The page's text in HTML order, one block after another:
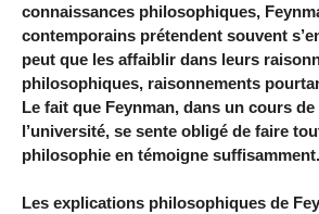
connaissances philosophiques,
contemporains prétendent souvent
peut que les affaiblir dans leurs
philosophiques, raisonnements
Le fait que Feynman, dans un cours
l’université, se sente obligé de faire
philosophie en témoigne suffisamment.
Les explications philosophiques de